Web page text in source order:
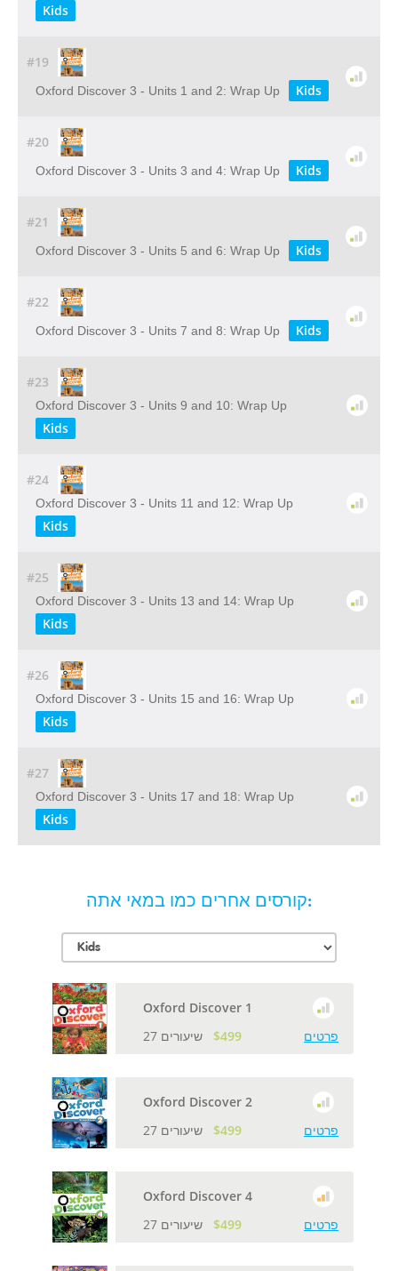
Kids
#19
Oxford Discover 3 - Units 1 and 2: Wrap Up Kids
#20
Oxford Discover 3 - Units 3 and 4: Wrap Up Kids
#21
Oxford Discover 3 - Units 5 and 6: Wrap Up Kids
#22
Oxford Discover 3 - Units 7 and 8: Wrap Up Kids
#23
Oxford Discover 3 - Units 9 and 10: Wrap Up
Kids
#24
Oxford Discover 3 - Units 11 and 12: Wrap Up
Kids
#25
Oxford Discover 3 - Units 13 and 14: Wrap Up
Kids
#26
Oxford Discover 3 - Units 15 and 16: Wrap Up
Kids
#27
Oxford Discover 3 - Units 17 and 18: Wrap Up
Kids
קורסים אחרים כמו במאי אתה:
Oxford Discover 1
$499 פרטים
Oxford Discover 2
$499 פרטים
Oxford Discover 4
$499 פרטים